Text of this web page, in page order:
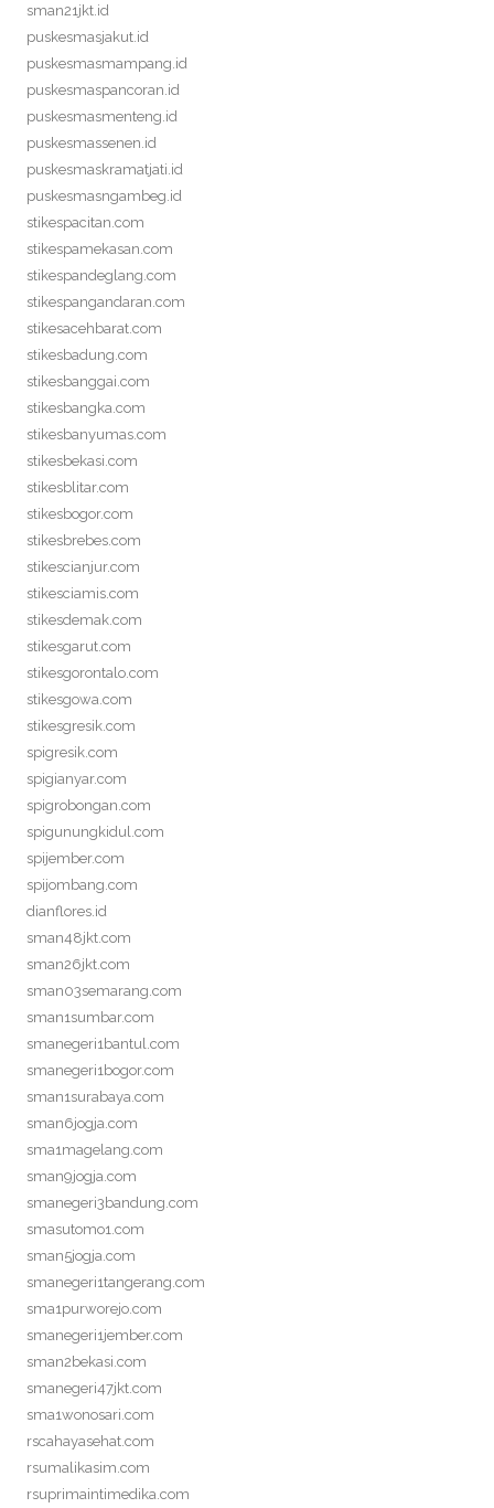
sman21jkt.id
puskesmasjakut.id
puskesmasmampang.id
puskesmaspancoran.id
puskesmasmenteng.id
puskesmassenen.id
puskesmaskramatjati.id
puskesmasngambeg.id
stikespacitan.com
stikespamekasan.com
stikespandeglang.com
stikespangandaran.com
stikesacehbarat.com
stikesbadung.com
stikesbanggai.com
stikesbangka.com
stikesbanyumas.com
stikesbekasi.com
stikesblitar.com
stikesbogor.com
stikesbrebes.com
stikescianjur.com
stikesciamis.com
stikesdemak.com
stikesgarut.com
stikesgorontalo.com
stikesgowa.com
stikesgresik.com
spigresik.com
spigianyar.com
spigrobongan.com
spigunungkidul.com
spijember.com
spijombang.com
dianflores.id
sman48jkt.com
sman26jkt.com
sman03semarang.com
sman1sumbar.com
smanegeri1bantul.com
smanegeri1bogor.com
sman1surabaya.com
sman6jogja.com
sma1magelang.com
sman9jogja.com
smanegeri3bandung.com
smasutomo1.com
sman5jogja.com
smanegeri1tangerang.com
sma1purworejo.com
smanegeri1jember.com
sman2bekasi.com
smanegeri47jkt.com
sma1wonosari.com
rscahayasehat.com
rsumalikasim.com
rsuprimaintimedika.com